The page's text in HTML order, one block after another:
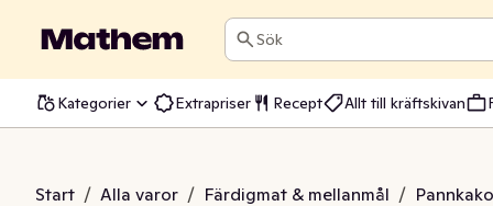
Sök
Kategorier Extrapriser Recept Allt till kräftskivan
Start / Alla varor / Färdigmat & mellanmål /
Frysta 12-p